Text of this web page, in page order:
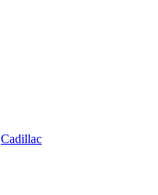
Cadillac